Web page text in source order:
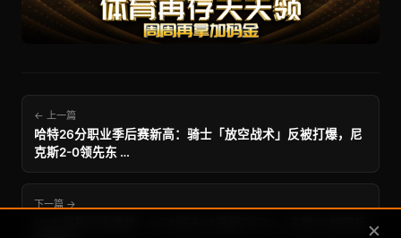
← 上一篇
哈特26分职业季后赛新高：骑士「放空战术」反被打爆，尼
克斯2-0领先东 …
下一篇 →
✕